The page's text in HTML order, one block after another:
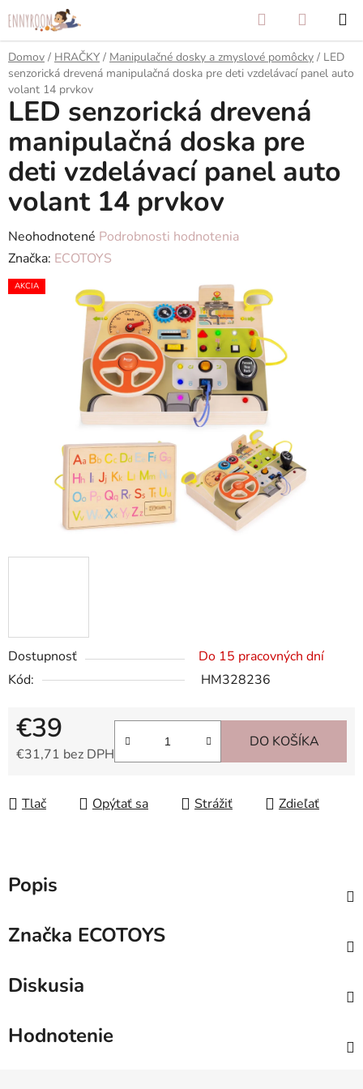
na
obsah
Hľadať
KOŠÍK
Domov / HRAČKY / Manipulačné dosky a zmyslové pomôcky / LED
senzorická drevená manipulačná doska pre deti vzdelávací panel auto
volant 14 prvkov
Dostupnosť
Do 15 pracovných dní
Kód:
HM328236
€39
€31,71 bez DPH
DO KOŠÍKA
Tlač Opýtať sa Strážiť Zdieľať
LED senzorická drevená
manipulačná doska pre
deti vzdelávací panel auto
volant 14 prvkov
Priemerné
hodnotenie
produktu
Neohodnotené Podrobnosti hodnotenia
Značka: ECOTOYS
AKCIA
Popis
Značka ECOTOYS
Diskusia
Hodnotenie